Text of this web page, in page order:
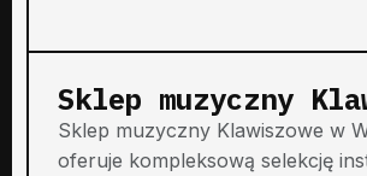
Sklep muzyczny
Sklep muzyczny Klawiszowe w
oferuje kompleksową selekcję